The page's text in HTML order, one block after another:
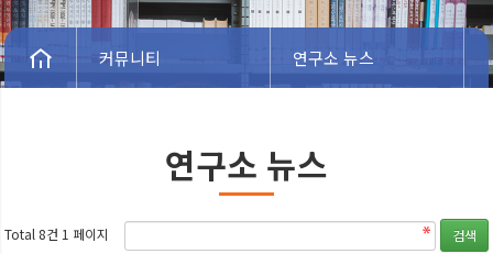
커뮤니티 연구소 뉴스
연구소 뉴스
Total 8건 1 페이지